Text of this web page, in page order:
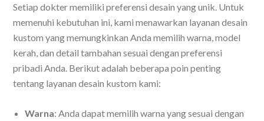
Setiap dokter memiliki preferensi desain yang unik. Untuk
memenuhi kebutuhan ini, kami menawarkan layanan desain
kustom yang memungkinkan Anda memilih warna, model
kerah, dan detail tambahan sesuai dengan preferensi
pribadi Anda. Berikut adalah beberapa poin penting
tentang layanan desain kustom kami:
Warna: Anda dapat memilih warna yang sesuai dengan